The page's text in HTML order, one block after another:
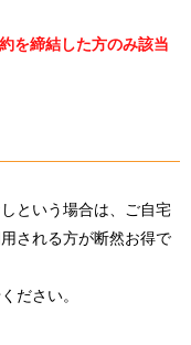
を締結した方のみ該当
という場合は、ご自宅
される方が断然お得で
ださい。